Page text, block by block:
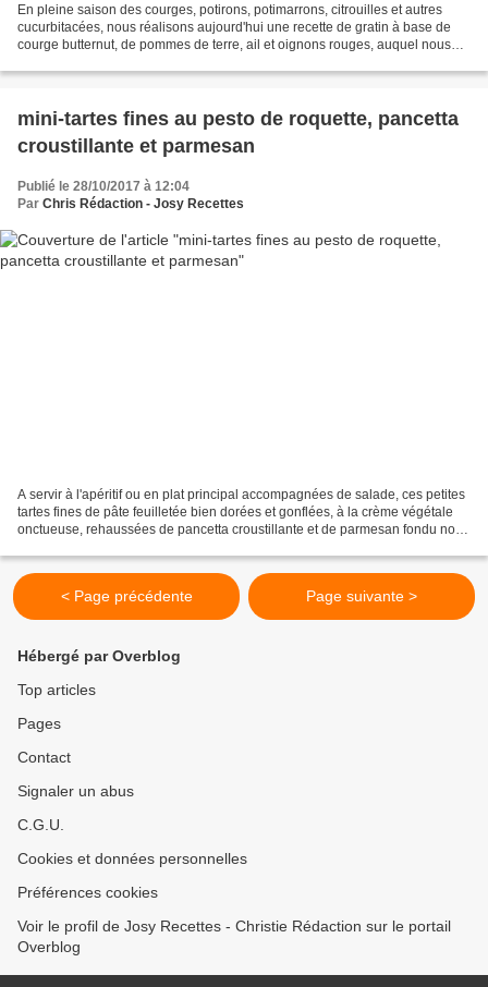
En pleine saison des courges, potirons, potimarrons, citrouilles et autres
cucurbitacées, nous réalisons aujourd'hui une recette de gratin à base de
courge butternut, de pommes de terre, ail et oignons rouges, auquel nous
mini-tartes fines au pesto de roquette, pancetta
croustillante et parmesan
Publié le 28/10/2017 à 12:04
Par Chris Rédaction - Josy Recettes
A servir à l'apéritif ou en plat principal accompagnées de salade, ces petites
tartes fines de pâte feuilletée bien dorées et gonflées, à la crème végétale
onctueuse, rehaussées de pancetta croustillante et de parmesan fondu nous
< Page précédente Page suivante >
Hébergé par Overblog
Top articles
Pages
Contact
Signaler un abus
C.G.U.
Cookies et données personnelles
Préférences cookies
Voir le profil de Josy Recettes - Christie Rédaction sur le portail
Overblog